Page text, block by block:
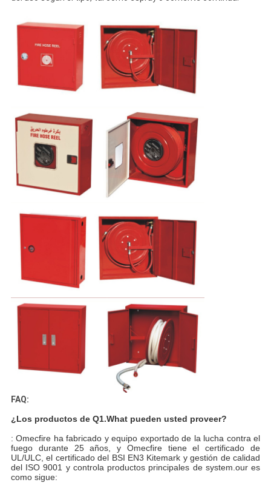
FAQ:
¿Los productos de Q1.What pueden usted proveer?
: Omecfire ha fabricado y equipo exportado de la lucha contra el
fuego durante 25 años, y Omecfire tiene el certificado de
UL/ULC, el certificado del BSI EN3 Kitemark y gestión de calidad
del ISO 9001 y controla productos principales de system.our es
como sigue: